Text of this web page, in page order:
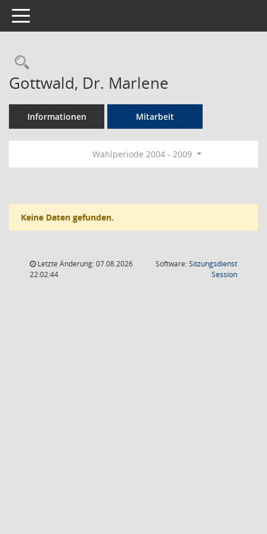
Toggle navigation
Rechercheauswahl
Gottwald, Dr. Marlene
Informationen Mitarbeit
Wahlperiode 2004 - 2009
Keine Daten gefunden.
Letzte Änderung: 07.08.2026
22:02:44
Software:Sitzungsdienst
Session(Wird in